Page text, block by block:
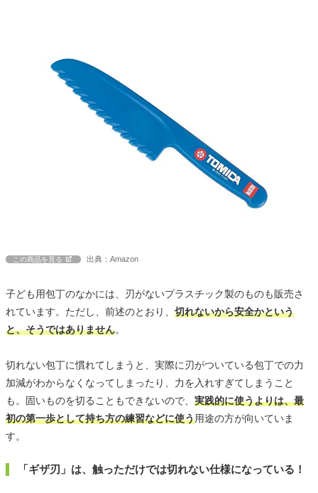
この商品を見る 出典：Amazon
子ども用包丁のなかには、刃がないプラスチック製のものも販売さ
れています。ただし、前述のとおり、 切れないから安全かという
と、そうではありません。
切れない包丁に慣れてしまうと、実際に刃がついている包丁での力
加減がわからなくなってしまったり、力を入れすぎてしまうこと
も。固いものを切ることもできないので、 実践的に使うよりは、最
初の第一歩として持ち方の練習などに使う用途の方が向いていま
す。
「ギザ刃」は、触っただけでは切れない仕様になっている！